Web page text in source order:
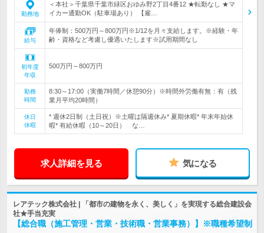
勤務地
＜本社＞千葉県千葉市緑区おゆみ野2丁目4番12 ★転勤なし ★マ
イカー通勤OK（駐車場あり） 【雇…
給与
年俸制：500万円～800万円※1/12を月々支給します。※経験・年
齢・資格など考慮し優遇いたします※試用期間なし
初年度
年収
500万円～800万円
勤務
時間
8:30～17:00（実働7時間／休憩90分）※時間外労働有無：有（残
業月平均20時間）
休日
休暇
* 週休2日制（土日祝）※土曜は隔週休み* 夏期休暇* 年末年始休
暇* 有給休暇（10～20日） な…
求人詳細を見る 気になる
レアテック株式会社 | 「都市の建物を永く、美しく」を実現する総合建設会
社★手当充実
【総合職（施工管理・営業・技術職・営業事務）】※職種希望制